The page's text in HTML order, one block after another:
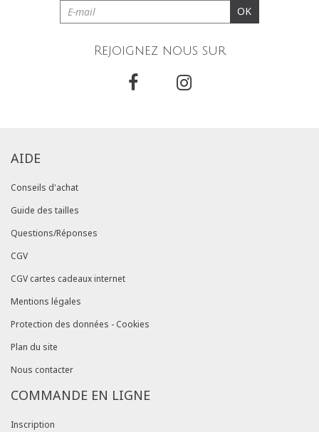
OK
Rejoignez nous sur
AIDE
Conseils d'achat
Guide des tailles
Questions/Réponses
CGV
CGV cartes cadeaux internet
Mentions légales
Protection des données - Cookies
Plan du site
Nous contacter
COMMANDE EN LIGNE
Inscription